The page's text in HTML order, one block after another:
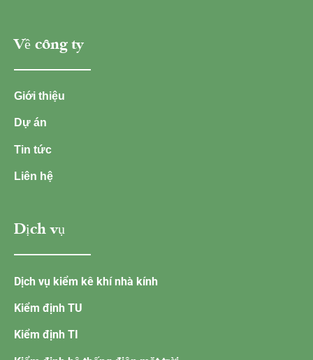
Về công ty
Giới thiệu
Dự án
Tin tức
Liên hệ
Dịch vụ
Dịch vụ kiểm kê khí nhà kính
Kiểm định TU
Kiểm định TI